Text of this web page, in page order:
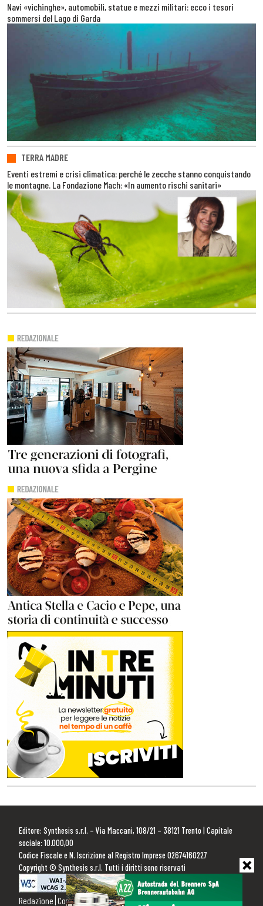
Navi «vichinghe», automobili, statue e mezzi militari: ecco i tesori
sommersi del Lago di Garda
TERRA MADRE
Eventi estremi e crisi climatica: perché le zecche stanno conquistando
le montagne. La Fondazione Mach: «In aumento rischi sanitari»
Editore: Synthesis s.r.l. – Via Maccani, 108/21 – 38121 Trento | Capitale
sociale: 10.000,00
Codice Fiscale e N. Iscrizione al Registro Imprese 02674160227
Copyright © Synthesis s.r.l. Tutti i diritti sono riservati
Redazione Contattaci Pubblicità Privacy Policy Cookie Policy